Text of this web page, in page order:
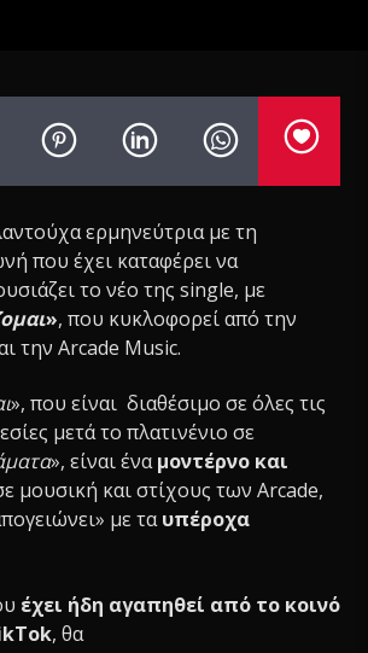
ερμηνεύτρια με τη
που έχει καταφέρει να
το νέο της single, με
», που κυκλοφορεί από την
την Arcade Music.
», που είναι διαθέσιμο σε όλες τις
μετά το πλατινένιο σε
», είναι έναμοντέρνο και
μουσική και στίχους των Arcade,
με ταυπέροχα
έχει ήδη αγαπηθεί από το κοινό
, θα